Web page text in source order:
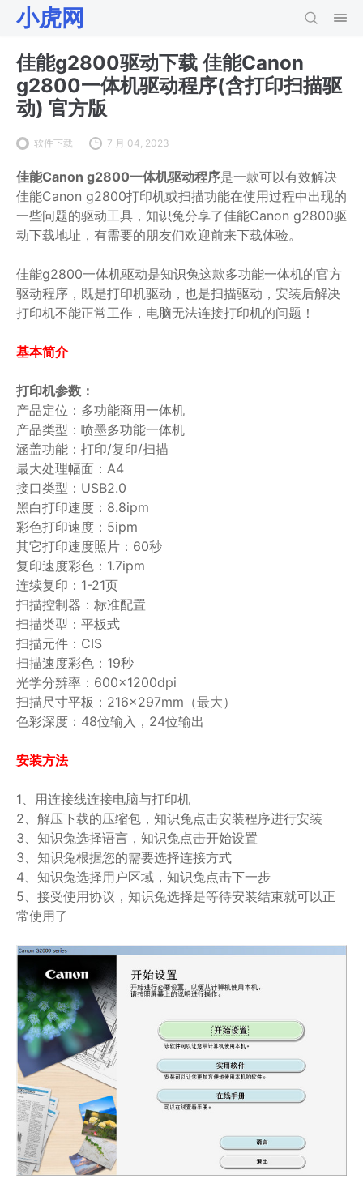
小虎网
佳能g2800驱动下载 佳能Canon
g2800一体机驱动程序(含打印扫描驱
动) 官方版
软件下载 7 月 04, 2023
佳能Canon g2800一体机驱动程序是一款可以有效解决
佳能Canon g2800打印机或扫描功能在使用过程中出现的
一些问题的驱动工具，知识兔分享了佳能Canon g2800驱
动下载地址，有需要的朋友们欢迎前来下载体验。
佳能g2800一体机驱动是知识兔这款多功能一体机的官方
驱动程序，既是打印机驱动，也是扫描驱动，安装后解决
打印机不能正常工作，电脑无法连接打印机的问题！
基本简介
打印机参数：
产品定位：多功能商用一体机
产品类型：喷墨多功能一体机
涵盖功能：打印/复印/扫描
最大处理幅面：A4
接口类型：USB2.0
黑白打印速度：8.8ipm
彩色打印速度：5ipm
其它打印速度照片：60秒
复印速度彩色：1.7ipm
连续复印：1-21页
扫描控制器：标准配置
扫描类型：平板式
扫描元件：CIS
扫描速度彩色：19秒
光学分辨率：600×1200dpi
扫描尺寸平板：216×297mm（最大）
色彩深度：48位输入，24位输出
安装方法
1、用连接线连接电脑与打印机
2、解压下载的压缩包，知识兔点击安装程序进行安装
3、知识兔选择语言，知识兔点击开始设置
3、知识兔根据您的需要选择连接方式
4、知识兔选择用户区域，知识兔点击下一步
5、接受使用协议，知识兔选择是等待安装结束就可以正
常使用了